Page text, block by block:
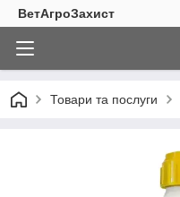
ВетАгроЗахист
Товари та послуги